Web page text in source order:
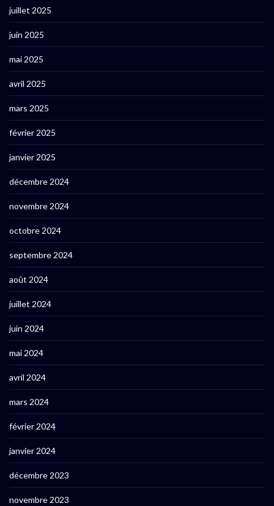
juillet 2025
juin 2025
mai 2025
avril 2025
mars 2025
février 2025
janvier 2025
décembre 2024
novembre 2024
octobre 2024
septembre 2024
août 2024
juillet 2024
juin 2024
mai 2024
avril 2024
mars 2024
février 2024
janvier 2024
décembre 2023
novembre 2023